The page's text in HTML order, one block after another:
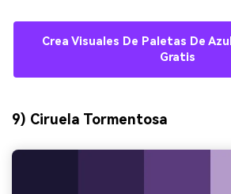
Crea Visuales De Paletas De
Gratis
9) Ciruela Tormentosa